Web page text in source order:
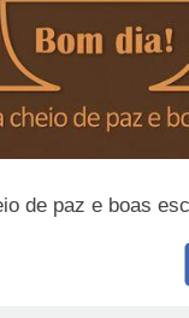
de paz e boas